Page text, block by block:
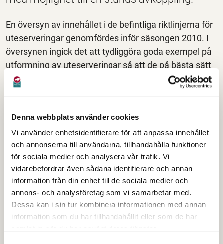
Denna webbplats använder cookies
Vi använder enhetsidentifierare för att anpassa innehållet
och annonserna till användarna, tillhandahålla funktioner
för sociala medier och analysera vår trafik. Vi
vidarebefordrar även sådana identifierare och annan
information från din enhet till de sociala medier och
annons- och analysföretag som vi samarbetar med.
Dessa kan i sin tur kombinera informationen med annan
information som du har tillhandahållit eller som de har
En översyn av innehållet i de befintliga riktlinjerna för
uteserveringar genomfördes inför säsongen 2010. I
översynen ingick det att tydliggöra goda exempel på
utformning av uteserveringar så att de på bästa sätt
bidrar till att försköna stadsmiljön i Avesta. Dessa nya
riktlinjer beslutades i Fritid- och teknikstyrelsen,
En uteservering skall vara anpassad till
rörelsehindrade och synskadades tillgänglighet,
säkerhet och framkomlighet.
Sedan 2013 är uteserveringarna utflyttade i den sk
möbleringszonen efter Kungsgatan. Från och med
2020 är möbleringzonen förändrad, se bilaga längre
ner på denna sida.